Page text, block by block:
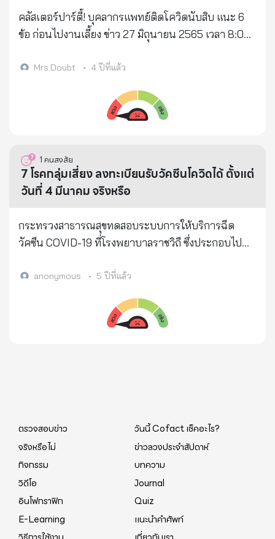
Momentum ให้ได้ และอย่าให้การเริ่มกลับมาทำงานหลัง
วันหยุดเปลี่ยนแนวโน้มของกราฟนี้เด็ดขาด ข่าวร้าย:
ไม่มีสำหรับกราฟนี้ คำแนะนำที่สำคัญที่สุด "อย่าทำแบบ
EURO5 โดยเฉพาะอังกฤษ ห้ามเอาพวกเขามาเป็น
ประเทศตายมาแล้วเป็นแสน ประเทศไหนยังไม่ถึงแสน
อยู่ใน Full Lockdown 1.5 เดือน Semi Lockdown
ประมาณ 1.5 เดือนเท่านั้น 4. เศรษฐกิจก็แย่กว่าเรา UK
Annual GDP fell by 9.9% in 2020, the largest
เพราะโรงพยาบาลไม่พอ โรงพยาบาลสนามก็ไม่พอ การ
รักษาตัวอยู่บ้านคือทางสุดท้ายเพราะจนแต้มนะครับ
บ้านไปหลายศพเช่นกันครับ 6. อังกฤษไม่มีตัวเลขอะไรที่
ดีกว่าเราเลยนะครับ ยกเว้นอัตราการฉีดวัคซีน สิ่งที่ต้อง
ทำอย่างตั้งใจทุกฝ่ายในอีก 1-2 เดือนข้างหน้า 1. ช่วยกัน
ตายจะพุ่งสูงทันที อย่าให้ได้มีใครต้องเสียชีวิตที่บ้านโดย
ไม่ทันถึงมือหมอเลยนะครับ 3. ต้อง Work from Home
กันอย่างจริงจังมากๆ ใครทำได้ต้องทำ คนทำไม่ได้มี
เยอะครับ เขาจะเสี่ยงน้อยลง ต้องช่วยกันรักษา
Momentum ของเราไปอีก 1 - 2 เดือน ให้สำเร็จครับ 4.
วัน หลังรับ วัคซีนเข็มที่ 2 ตรวจวัดระดับภูมิคุ้มกันได้ที่
78.66 % (ซึ่งเกินระดับ protection มาเยอะเลย 🎉🎉)
ได้ที่ 83.45 % ✅ 21 วัน หลังรับ วัคซีนเข็มที่ 2 วัดระดับ
ครบ 2 เข็มแล้วทุกท่านมี Antibody เต็มร้อย แต่เรายัง
ต้องปฏิบัติตัวในวิถี New Normal ไปอีกระยะจนกว่ายอด
คลัสเตอร์ปาร์ตี้! บุคลากรแพทย์ติดโควิดนับสิบ แนะ 6
ข้อ ก่อนไปงานเลี้ยง ข่าว 27 มิถุนายน 2565 เวลา 8:07
แพทยศาสตร์ จุฬาลงกรณ์มหาวิทยาลัย …สถานการณ์
จำนวนเสียชีวิตเมื่อวาน สูงเป็นอันดับ 8 ของโลก และ
อันดับ 2 ของเอเชีย แม้ สธ. ไทยจะปรับระบบรายงาน
ก็ตาม แม้จะฉีดวัคซีนไปมากน้อยเพียงใด แต่ปฏิเสธไม่ได้
เลยว่า จะมีโอกาสติดเชื้อได้ ป่วยได้ และเป็น Long
COVID ได้ ความเสี่ยงในการติดเชื้อ แพร่เชื้อ จนป่วยต้อง
ประเทศนั้นๆ เปิดเสรีการใช้ชีวิต โดยคนในสังคมไม่ได้
ระมัดระวังป้องกันตัวอย่างดีพอ เช่น ไม่ใส่หน้ากาก
ฯลฯ ก็จะพบว่าการระบาดในระลอกหลังก็จะทำให้ติดเชื้อ
ประจำวันเวลาต้องไปงานที่มีคนจำนวนมาก มาแชร์ให้
ร่วมงาน 3. จัดเวลาเผื่อ โดยกินอาหารมื้อนั้นให้เรียบร้อย
ที่บ้าน หรือที่ร้านโปร่งโล่งใกล้สถานที่ที่จัดงาน เพื่อจะได้
เลี่ยงการ (เปิดหน้ากาก) กินดื่มที่ไม่จำเป็นระหว่างเข้า
ร่วมงานที่มีคนจำนวนมาก 4. ในงาน พบปะผู้คน - พูด
คุยทักทายได้ โดยใส่หน้ากากเสมอ! - พยายามเลี่ยงการ
สัมผัสตัวคนอื่น - หากสัมผัสกันจับมือกันกอดกัน ก็ใส่
หน้ากากและล้างมือทุกครั้ง ! 5. หากเป็นงานสัมมนา
Mrs.Doubt • 4 ปีที่แล้ว
1 คนสงสัย
7 โรคกลุ่มเสี่ยง ลงทะเบียนรับวัคซีนโควิดได้ ตั้งแต่
วันที่ 4 มีนาคม จริงหรือ
กระทรวงสาธารณสุขทดสอบระบบการให้บริการฉีด
วัคซีน COVID-19 ที่โรงพยาบาลราชวิถี ซึ่งประกอบไป
กระบวนการคัดกรอง ยืนยันคุณสมบัติของผู้ได้รับการ
ในระบบบริการฉีดวัคซีน COVID-19 ที่มีประสิทธิภาพ
ปลอดภัย มีระบบการติดตามผล หลังการฉีดวัคซีน
anonymous • 5 ปีที่แล้ว
ตรวจสอบข่าว
วันนี้ Cofact เช็คอะไร?
จริงหรือไม่
ข่าวลวงประจำสัปดาห์
กิจกรรม
บทความ
วิดีโอ
Journal
อินโฟกราฟิก
Quiz
E-Learning
แนะนำคำศัพท์